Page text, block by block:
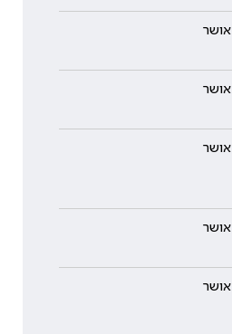
אושר
אושר
אושר
אושר
אושר